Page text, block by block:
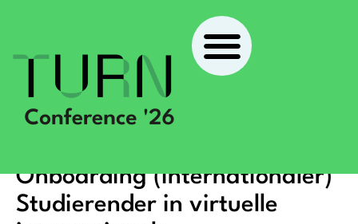
Virtuell verbunden:
Onboarding (internationaler)
Studierender in virtuelle